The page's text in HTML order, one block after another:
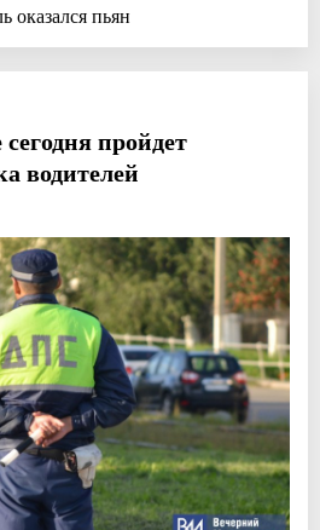
оказался пьян
пройдет
водителей